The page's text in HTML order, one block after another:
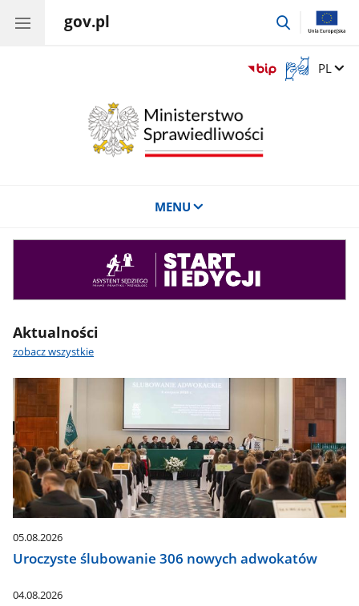
gov.pl
przejdź
Otwórz
okno
Zmień
PL
MENU
Aktualności
zobacz wszystkie
05.08.2026
Uroczyste ślubowanie 306 nowych adwokatów
04.08.2026